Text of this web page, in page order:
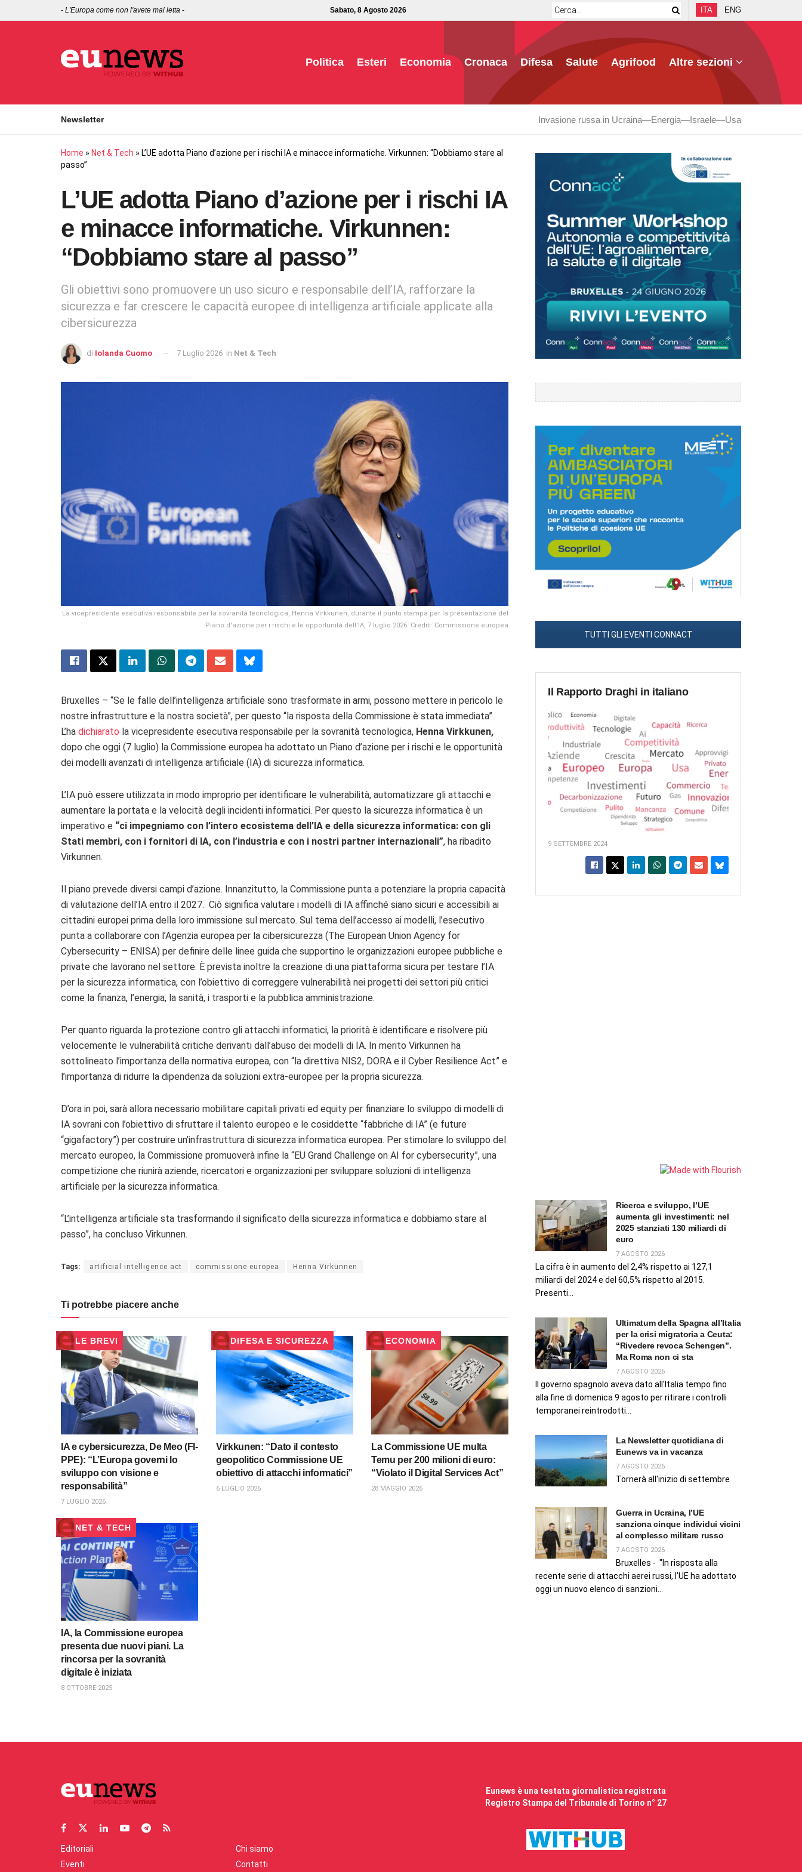
- L'Europa come non l'avete mai letta - Sabato, 8 Agosto 2026 ITA ENG
Politica Esteri Economia Cronaca Difesa Salute Agrifood Altre sezioni
Newsletter Invasione russa in Ucraina Energia Israele Usa
Home » Net & Tech » L’UE adotta Piano d’azione per i rischi IA e minacce informatiche. Virkunnen: “Dobbiamo stare al
passo”
L’UE adotta Piano d’azione per i rischi IA
e minacce informatiche. Virkunnen:
“Dobbiamo stare al passo”
Gli obiettivi sono promuovere un uso sicuro e responsabile dell’IA, rafforzare la
sicurezza e far crescere le capacità europee di intelligenza artificiale applicate alla
cibersicurezza
di Iolanda Cuomo 7 Luglio 2026 in Net & Tech
La vicepresidente esecutiva responsabile per la sovranità tecnologica, Henna Virkkunen, durante il punto stampa per la presentazione del
Piano d'azione per i rischi e le opportunità dell'IA, 7 luglio 2026. Crediti: Commissione europea
Bruxelles – “Se le falle dell’intelligenza artificiale sono trasformate in armi, possono mettere in pericolo le
nostre infrastrutture e la nostra società”, per questo “la risposta della Commissione è stata immediata”.
L’ha dichiarato la vicepresidente esecutiva responsabile per la sovranità tecnologica, Henna Virkkunen,
dopo che oggi (7 luglio) la Commissione europea ha adottato un Piano d’azione per i rischi e le opportunità
dei modelli avanzati di intelligenza artificiale (IA) di sicurezza informatica.
L’IA può essere utilizzata in modo improprio per identificare le vulnerabilità, automatizzare gli attacchi e
aumentare la portata e la velocità degli incidenti informatici. Per questo la sicurezza informatica è un
imperativo e “ci impegniamo con l’intero ecosistema dell’IA e della sicurezza informatica: con gli
Stati membri, con i fornitori di IA, con l’industria e con i nostri partner internazionali”, ha ribadito
Virkunnen.
Il piano prevede diversi campi d’azione. Innanzitutto, la Commissione punta a potenziare la propria capacità
di valutazione dell’IA entro il 2027. Ciò significa valutare i modelli di IA affinché siano sicuri e accessibili ai
cittadini europei prima della loro immissione sul mercato. Sul tema dell’accesso ai modelli, l’esecutivo
punta a collaborare con l’Agenzia europea per la cibersicurezza (The European Union Agency for
Cybersecurity – ENISA) per definire delle linee guida che supportino le organizzazioni europee pubbliche e
private che lavorano nel settore. È prevista inoltre la creazione di una piattaforma sicura per testare l’IA
per la sicurezza informatica, con l’obiettivo di correggere vulnerabilità nei progetti dei settori più critici
come la finanza, l’energia, la sanità, i trasporti e la pubblica amministrazione.
Per quanto riguarda la protezione contro gli attacchi informatici, l a priorità è identificare e risolvere più
velocemente le vulnerabilità critiche derivanti dall’abuso dei modelli di IA. In merito Virkunnen ha
sottolineato l’importanza della normativa europea, con “ la direttiva NIS2, DORA e il Cyber Resilience Act” e
l’importanza di ridurre la dipendenza da soluzioni extra-europee per la propria sicurezza.
D’ora in poi, sarà allora necessario mobilitare capitali privati ed equity per finanziare lo sviluppo di modelli di
IA sovrani con l’obiettivo di sfruttare il talento europeo e le cosiddette “fabbriche di IA” (e future
“gigafactory”) per costruire un’infrastruttura di sicurezza informatica europea. Per stimolare lo sviluppo del
mercato europeo, la Commissione promuoverà infine la “EU Grand Challenge on AI for cybersecurity”, una
competizione che riunirà aziende, ricercatori e organizzazioni per sviluppare soluzioni di intelligenza
artificiale per la sicurezza informatica.
“L’intelligenza artificiale sta trasformando il significato della sicurezza informatica e dobbiamo stare al
passo”, ha concluso Virkunnen.
Tags: artificial intelligence act commissione europea Henna Virkunnen
Ti potrebbe piacere anche
LE BREVI
IA e cybersicurezza, De Meo (FI-
PPE): “L’Europa governi lo
sviluppo con visione e
responsabilità”
7 LUGLIO 2026
DIFESA E SICUREZZA
Virkkunen: “Dato il contesto
geopolitico Commissione UE
obiettivo di attacchi informatici”
6 LUGLIO 2026
ECONOMIA
La Commissione UE multa
Temu per 200 milioni di euro:
“Violato il Digital Services Act”
28 MAGGIO 2026
NET & TECH
IA, la Commissione europea
presenta due nuovi piani. La
rincorsa per la sovranità
digitale è iniziata
8 OTTOBRE 2025
TUTTI GLI EVENTI CONNACT
Il Rapporto Draghi in italiano
9 SETTEMBRE 2024
Ricerca e sviluppo, l’UE
aumenta gli investimenti: nel
2025 stanziati 130 miliardi di
euro
7 AGOSTO 2026
La cifra è in aumento del 2,4% rispetto ai 127,1
miliardi del 2024 e del 60,5% rispetto al 2015.
Presenti...
Ultimatum della Spagna all’Italia
per la crisi migratoria a Ceuta:
“Rivedere revoca Schengen”.
Ma Roma non ci sta
7 AGOSTO 2026
Il governo spagnolo aveva dato all'Italia tempo fino
alla fine di domenica 9 agosto per ritirare i controlli
temporanei reintrodotti...
La Newsletter quotidiana di
Eunews va in vacanza
7 AGOSTO 2026
Tornerà all'inizio di settembre
Guerra in Ucraina, l’UE
sanziona cinque individui vicini
al complesso militare russo
7 AGOSTO 2026
Bruxelles - "In risposta alla
recente serie di attacchi aerei russi, l’UE ha adottato
oggi un nuovo elenco di sanzioni...
Editoriali
Eventi
Chi siamo
Contatti
Eunews è una testata giornalistica registrata
Registro Stampa del Tribunale di Torino n° 27